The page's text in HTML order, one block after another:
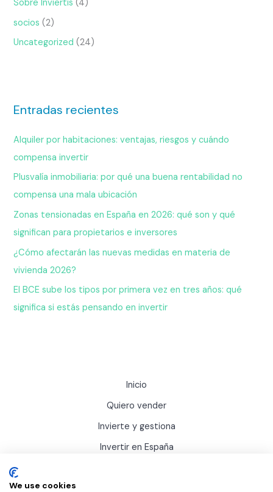
Sobre Inviertis (4)
socios (2)
Uncategorized (24)
Entradas recientes
Alquiler por habitaciones: ventajas, riesgos y cuándo
compensa invertir
Plusvalía inmobiliaria: por qué una buena rentabilidad no
compensa una mala ubicación
Zonas tensionadas en España en 2026: qué son y qué
significan para propietarios e inversores
¿Cómo afectarán las nuevas medidas en materia de
vivienda 2026?
El BCE sube los tipos por primera vez en tres años: qué
significa si estás pensando en invertir
Inicio
Quiero vender
Invierte y gestiona
Invertir en España
We use cookies